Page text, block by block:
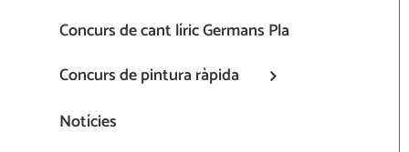
Concurs de cant líric Germans Pla
Concurs de pintura ràpida
Notícies